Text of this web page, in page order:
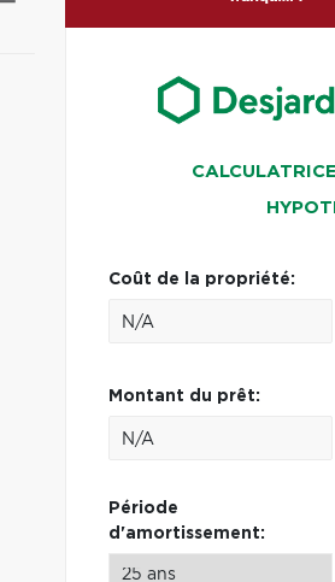
Coût de la propriété:
Montant du prêt:
Période
d'amortissement: